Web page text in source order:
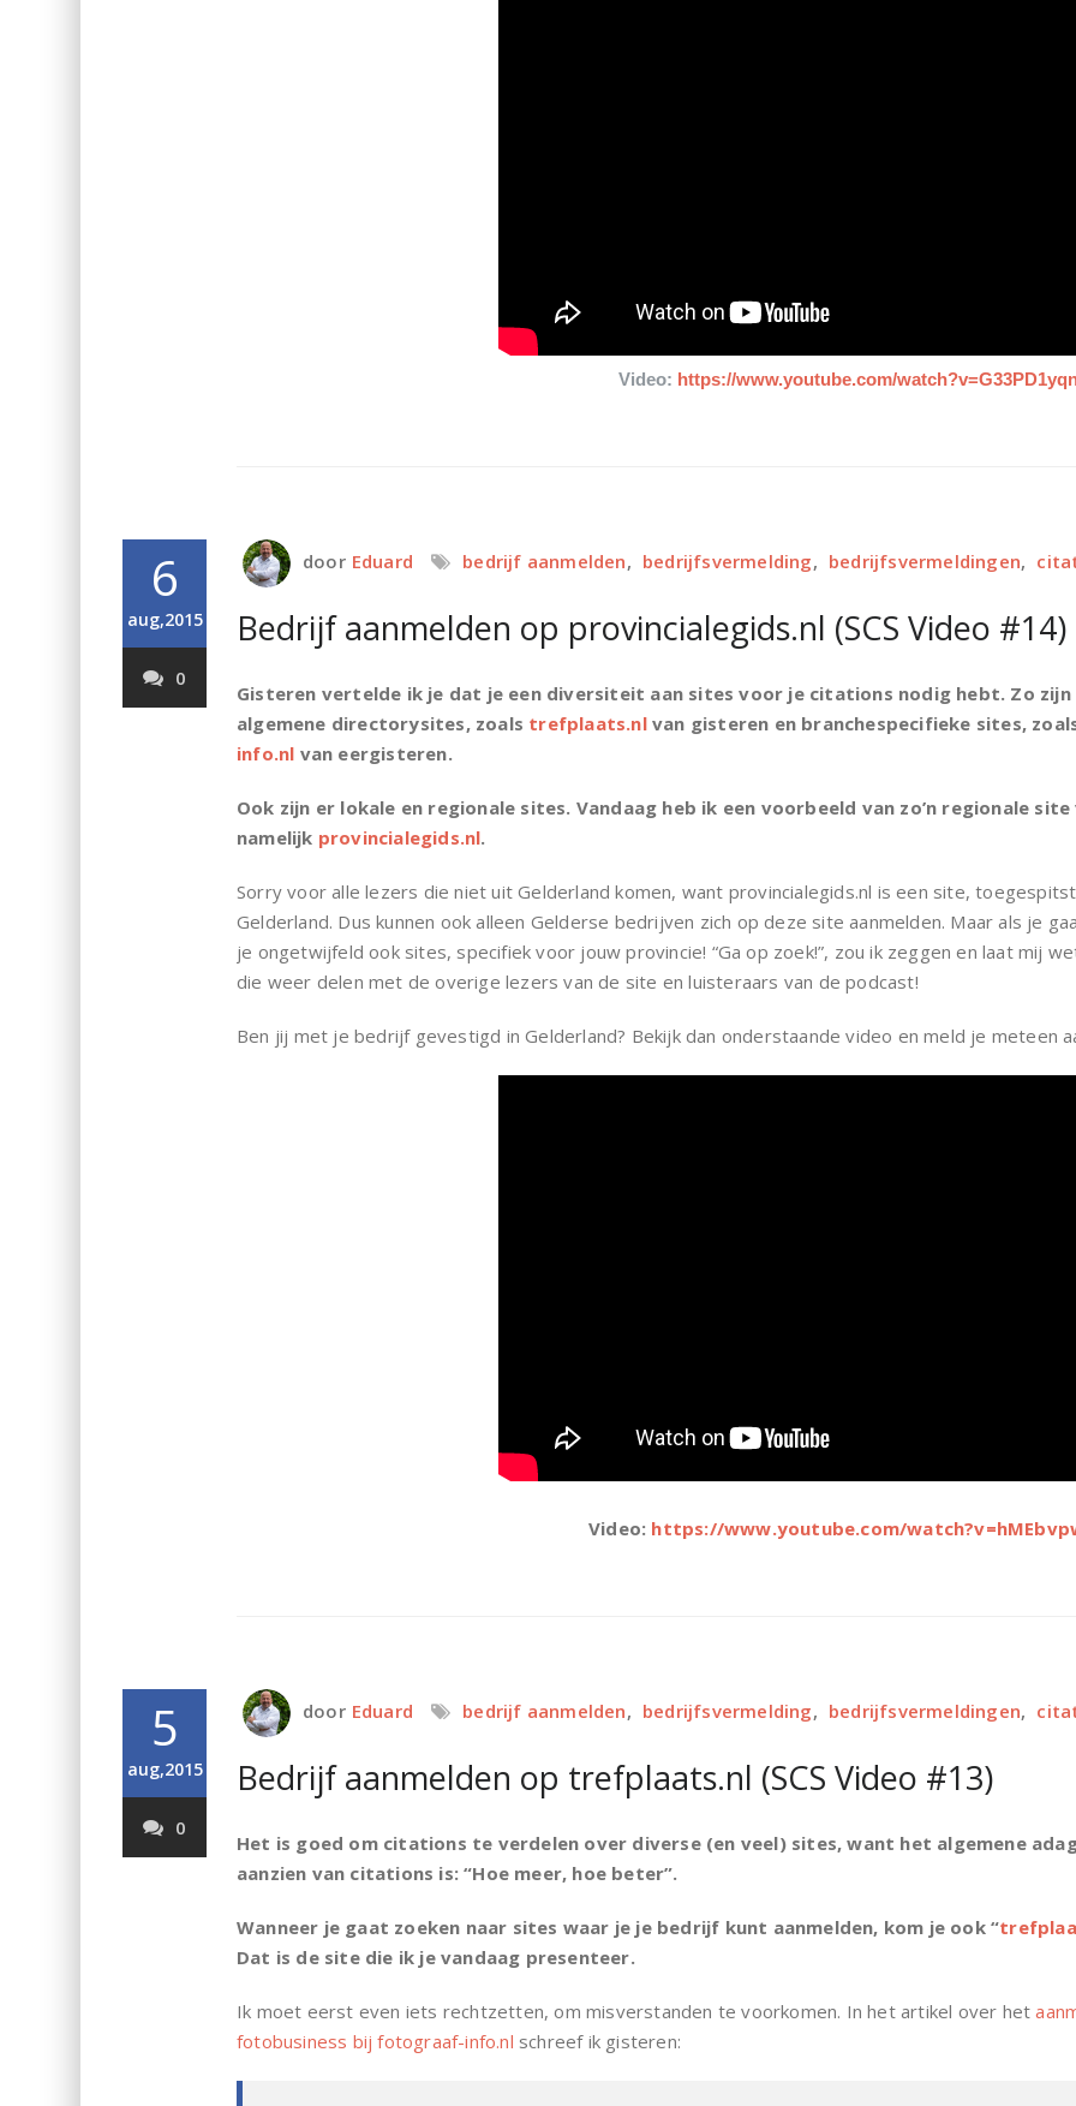
Video: https://www.youtube.com/
6
aug,2015
0
door Eduard bedrijf aanmelden, bedrijfsvermelding, bedrijfsvermeldingen,
Bedrijf aanmelden op provincialegids.nl (SCS Video #14)
Gisteren vertelde ik je dat je een diversiteit aan sites voor je citations nodig hebt. Zo zijn
algemene directorysites, zoals trefplaats.nlvan gisteren en branchespecifieke sites,
info.nl van eergisteren.
Ook zijn er lokale en regionale sites. Vandaag heb ik een voorbeeld van zo’n regionale
namelijk provincialegids.nl.
Sorry voor alle lezers die niet uit Gelderland komen, want provincialegids.nl is een site,
Gelderland. Dus kunnen ook alleen Gelderse bedrijven zich op deze site aanmelden. Maar als je
je ongetwijfeld ook sites, specifiek voor jouw provincie! “Ga op zoek!”, zou ik zeggen en laat mij
die weer delen met de overige lezers van de site en luisteraars van de podcast!
Ben jij met je bedrijf gevestigd in Gelderland? Bekijk dan onderstaande video en meld je meteen
Video: https://www.youtube.com/
5
aug,2015
0
door Eduard bedrijf aanmelden, bedrijfsvermelding, bedrijfsvermeldingen,
Bedrijf aanmelden op trefplaats.nl (SCS Video #13)
Het is goed om citations te verdelen over diverse (en veel) sites, want het algemene
aanzien van citations is: “Hoe meer, hoe beter”.
Wanneer je gaat zoeken naar sites waar je je bedrijf kunt aanmelden, kom je ook “
Dat is de site die ik je vandaag presenteer.
Ik moet eerst even iets rechtzetten, om misverstanden te voorkomen. In het artikel over het
fotobusiness bij fotograaf-info.nl schreef ik gisteren: